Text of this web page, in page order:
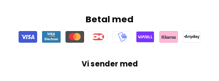
Betal med
Vi sender med